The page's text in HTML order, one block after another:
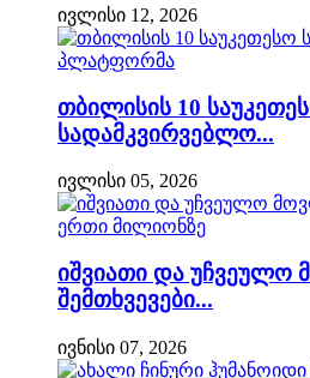
ივლისი 12, 2026
თბილისის 10
სადამკვირვებლო...
ივლისი 05, 2026
იშვიათი და უჩვეულო
შემთხვევები...
ივნისი 07, 2026